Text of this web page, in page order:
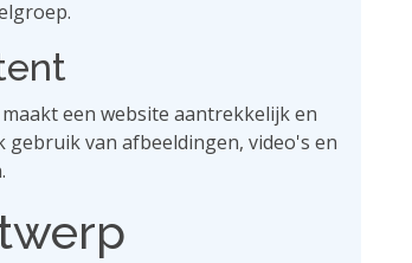
een website aantrekkelijk en
gebruik van afbeeldingen, video's en